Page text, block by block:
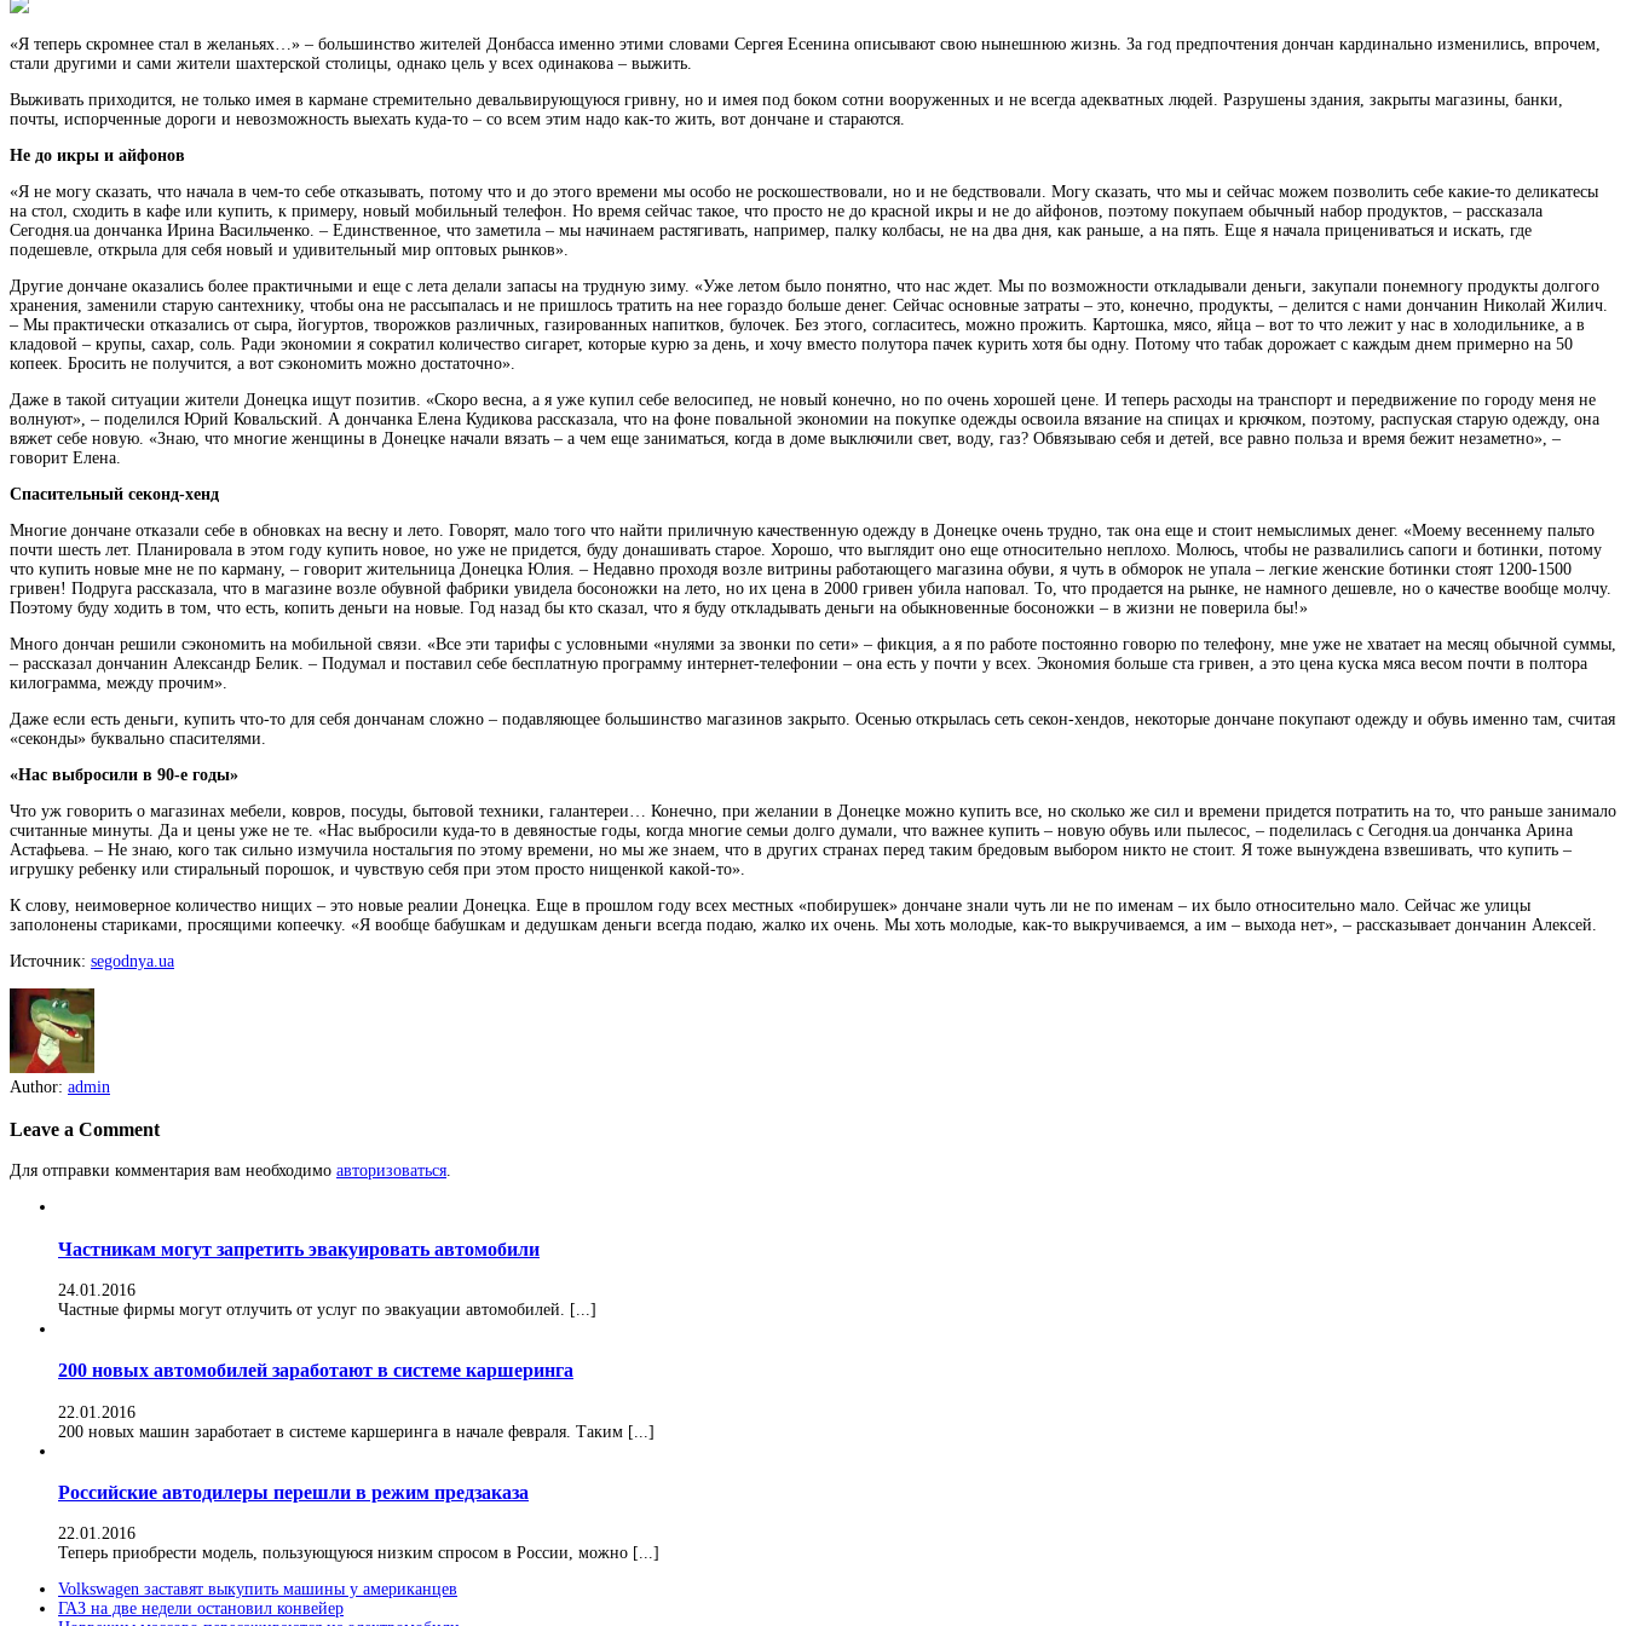
«Я теперь скромнее стал в желаньях…» – большинство жителей Донбасса именно этими словами Сергея Есенина описывают свою нынешнюю жизнь. За год предпочтения дончан кардинально изменились, впрочем,
стали другими и сами жители шахтерской столицы, однако цель у всех одинакова – выжить.
Выживать приходится, не только имея в кармане стремительно девальвирующуюся гривну, но и имея под боком сотни вооруженных и не всегда адекватных людей. Разрушены здания, закрыты магазины, банки,
почты, испорченные дороги и невозможность выехать куда-то – со всем этим надо как-то жить, вот дончане и стараются.
Не до икры и айфонов
«Я не могу сказать, что начала в чем-то себе отказывать, потому что и до этого времени мы особо не роскошествовали, но и не бедствовали. Могу сказать, что мы и сейчас можем позволить себе какие-то деликатесы
на стол, сходить в кафе или купить, к примеру, новый мобильный телефон. Но время сейчас такое, что просто не до красной икры и не до айфонов, поэтому покупаем обычный набор продуктов, – рассказала
Сегодня.ua дончанка Ирина Васильченко. – Единственное, что заметила – мы начинаем растягивать, например, палку колбасы, не на два дня, как раньше, а на пять. Еще я начала прицениваться и искать, где
подешевле, открыла для себя новый и удивительный мир оптовых рынков».
Другие дончане оказались более практичными и еще с лета делали запасы на трудную зиму. «Уже летом было понятно, что нас ждет. Мы по возможности откладывали деньги, закупали понемногу продукты долгого
хранения, заменили старую сантехнику, чтобы она не рассыпалась и не пришлось тратить на нее гораздо больше денег. Сейчас основные затраты – это, конечно, продукты, – делится с нами дончанин Николай Жилич.
– Мы практически отказались от сыра, йогуртов, творожков различных, газированных напитков, булочек. Без этого, согласитесь, можно прожить. Картошка, мясо, яйца – вот то что лежит у нас в холодильнике, а в
кладовой – крупы, сахар, соль. Ради экономии я сократил количество сигарет, которые курю за день, и хочу вместо полутора пачек курить хотя бы одну. Потому что табак дорожает с каждым днем примерно на 50
копеек. Бросить не получится, а вот сэкономить можно достаточно».
Даже в такой ситуации жители Донецка ищут позитив. «Скоро весна, а я уже купил себе велосипед, не новый конечно, но по очень хорошей цене. И теперь расходы на транспорт и передвижение по городу меня не
волнуют», – поделился Юрий Ковальский. А дончанка Елена Кудикова рассказала, что на фоне повальной экономии на покупке одежды освоила вязание на спицах и крючком, поэтому, распуская старую одежду, она
вяжет себе новую. «Знаю, что многие женщины в Донецке начали вязать – а чем еще заниматься, когда в доме выключили свет, воду, газ? Обвязываю себя и детей, все равно польза и время бежит незаметно», –
говорит Елена.
Спасительный секонд-хенд
Многие дончане отказали себе в обновках на весну и лето. Говорят, мало того что найти приличную качественную одежду в Донецке очень трудно, так она еще и стоит немыслимых денег. «Моему весеннему пальто
почти шесть лет. Планировала в этом году купить новое, но уже не придется, буду донашивать старое. Хорошо, что выглядит оно еще относительно неплохо. Молюсь, чтобы не развалились сапоги и ботинки, потому
что купить новые мне не по карману, – говорит жительница Донецка Юлия. – Недавно проходя возле витрины работающего магазина обуви, я чуть в обморок не упала – легкие женские ботинки стоят 1200-1500
гривен! Подруга рассказала, что в магазине возле обувной фабрики увидела босоножки на лето, но их цена в 2000 гривен убила наповал. То, что продается на рынке, не намного дешевле, но о качестве вообще молчу.
Поэтому буду ходить в том, что есть, копить деньги на новые. Год назад бы кто сказал, что я буду откладывать деньги на обыкновенные босоножки – в жизни не поверила бы!»
Много дончан решили сэкономить на мобильной связи. «Все эти тарифы с условными «нулями за звонки по сети» – фикция, а я по работе постоянно говорю по телефону, мне уже не хватает на месяц обычной суммы,
– рассказал дончанин Александр Белик. – Подумал и поставил себе бесплатную программу интернет-телефонии – она есть у почти у всех. Экономия больше ста гривен, а это цена куска мяса весом почти в полтора
килограмма, между прочим».
Даже если есть деньги, купить что-то для себя дончанам сложно – подавляющее большинство магазинов закрыто. Осенью открылась сеть секон-хендов, некоторые дончане покупают одежду и обувь именно там, считая
«секонды» буквально спасителями.
«Нас выбросили в 90-е годы»
Что уж говорить о магазинах мебели, ковров, посуды, бытовой техники, галантереи… Конечно, при желании в Донецке можно купить все, но сколько же сил и времени придется потратить на то, что раньше занимало
считанные минуты. Да и цены уже не те. «Нас выбросили куда-то в девяностые годы, когда многие семьи долго думали, что важнее купить – новую обувь или пылесос, – поделилась с Сегодня.ua дончанка Арина
Астафьева. – Не знаю, кого так сильно измучила ностальгия по этому времени, но мы же знаем, что в других странах перед таким бредовым выбором никто не стоит. Я тоже вынуждена взвешивать, что купить –
игрушку ребенку или стиральный порошок, и чувствую себя при этом просто нищенкой какой-то».
К слову, неимоверное количество нищих – это новые реалии Донецка. Еще в прошлом году всех местных «побирушек» дончане знали чуть ли не по именам – их было относительно мало. Сейчас же улицы
заполонены стариками, просящими копеечку. «Я вообще бабушкам и дедушкам деньги всегда подаю, жалко их очень. Мы хоть молодые, как-то выкручиваемся, а им – выхода нет», – рассказывает дончанин Алексей.
Источник: segodnya.ua
Author: admin
Leave a Comment
Для отправки комментария вам необходимо авторизоваться.
Частникам могут запретить эвакуировать автомобили
24.01.2016
Частные фирмы могут отлучить от услуг по эвакуации автомобилей. [...]
200 новых автомобилей заработают в системе каршеринга
22.01.2016
200 новых машин заработает в системе каршеринга в начале февраля. Таким [...]
Российские автодилеры перешли в режим предзаказа
22.01.2016
Теперь приобрести модель, пользующуюся низким спросом в России, можно [...]
Volkswagen заставят выкупить машины у американцев
ГАЗ на две недели остановил конвейер